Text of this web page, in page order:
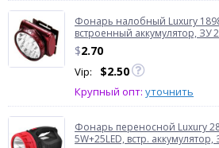
Фонарь налобный Luxury
встроенный аккумулятор, ЗУ
$2.70
Vip: $2.50
Крупный опт: уточнить
Фонарь переносной Luxury
5W+25LED, встр. аккумулятор,